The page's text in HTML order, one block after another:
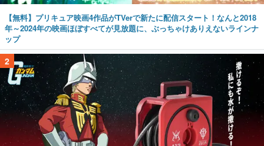
【無料】プリキュア映画4作品がTVerで新たに配信スタート！なんと2018
年～2024年の映画ほぼすべてが見放題に、ぶっちゃけありえないラインナ
ップ
2